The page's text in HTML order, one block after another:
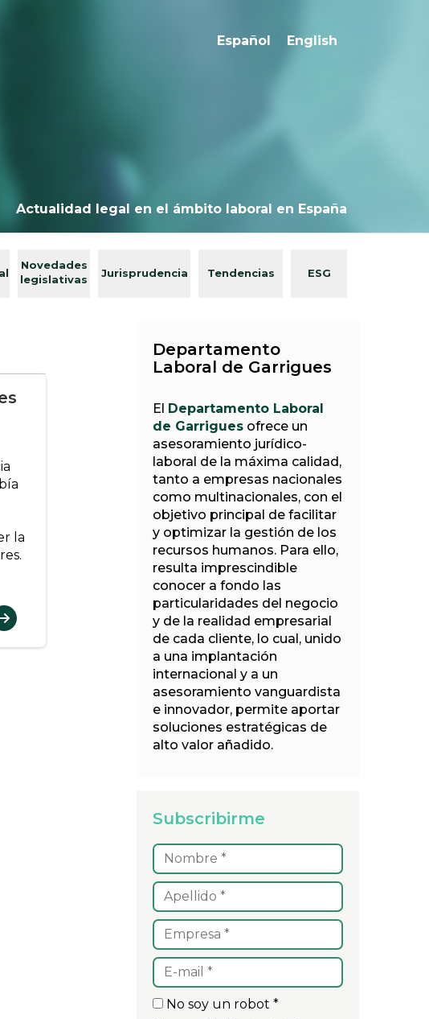
Español English
Actualidad legal en el ámbito laboral en España
Novedades
legislativas
Jurisprudencia Tendencias ESG
la
Departamento
Laboral de Garrigues
El
Departamento Laboral
de Garriguesofrece un
asesoramiento jurídico-
laboral de la máxima calidad,
tanto a empresas nacionales
como multinacionales, con el
objetivo principal de facilitar
y optimizar la gestión de los
recursos humanos. Para ello,
resulta imprescindible
conocer a fondo las
particularidades del negocio
y de la realidad empresarial
de cada cliente, lo cual, unido
a una implantación
internacional y a un
asesoramiento vanguardista
e innovador, permite aportar
soluciones estratégicas de
alto valor añadido.
Subscribirme
No soy un robot *